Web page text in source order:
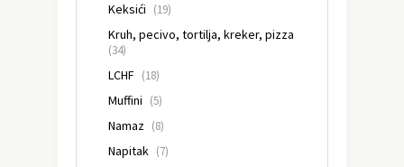
Keksići (19)
Kruh, pecivo, tortilja, kreker, pizza
(34)
LCHF (18)
Muffini (5)
Namaz (8)
Napitak (7)